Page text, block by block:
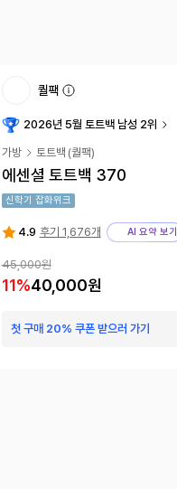
퀄팩
2026년 5월 토트백 남성 2위
가방 토트백 (퀄팩)
에센셜 토트백 370
신학기 잡화위크
4.9 후기 1,676개 AI 요약 보기
45,000원
11%40,000원
첫 구매 20% 쿠폰 받으러 가기